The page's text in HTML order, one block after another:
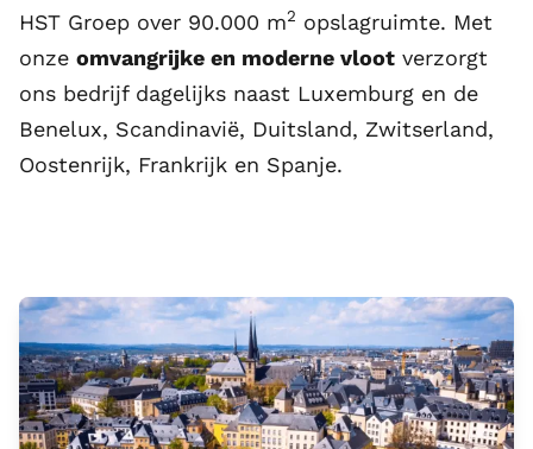
HST Groep over 90.000 m2 opslagruimte. Met
onze omvangrijke en moderne vloot verzorgt
ons bedrijf dagelijks naast Luxemburg en de
Benelux, Scandinavië, Duitsland, Zwitserland,
Oostenrijk, Frankrijk en Spanje.